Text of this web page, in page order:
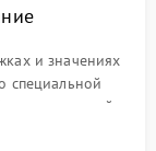
и значениях
специальной
встроенной